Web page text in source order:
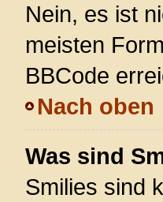
Nein, es ist
meisten
BBCode
Nach oben
Was sind
Smilies sind